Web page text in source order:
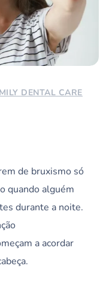
DENTAL CARE
de bruxismo só
quando alguém
durante a noite.
a acordar